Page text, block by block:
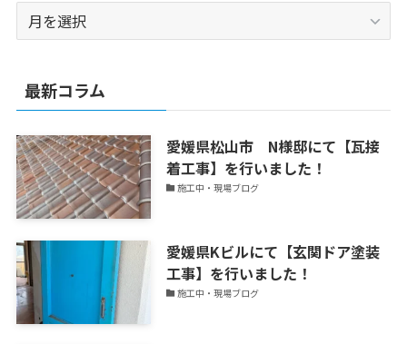
2019
年
ら
外
ト
ピ
ッ
ク
ス
を
更
新
中！
最新コラム
愛媛県松山市 N様邸にて【瓦接
着工事】を行いました！
施工中・現場ブログ
愛媛県Kビルにて【玄関ドア塗装
工事】を行いました！
施工中・現場ブログ